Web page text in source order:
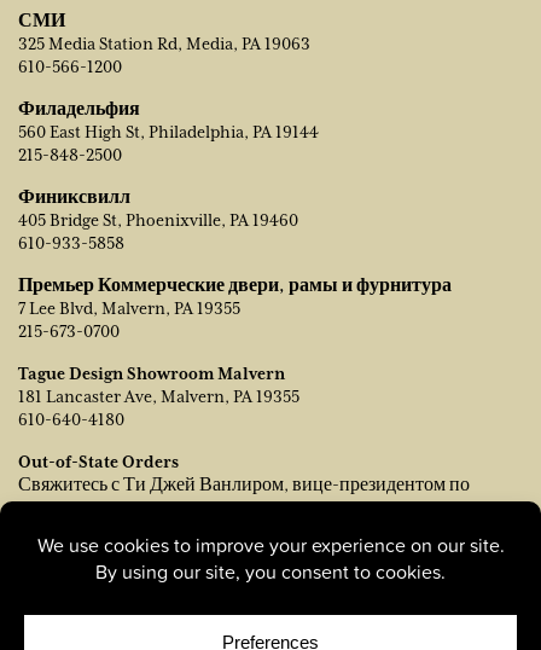
СМИ
325 Media Station Rd, Media, PA 19063
610-566-1200
Филадельфия
560 East High St, Philadelphia, PA 19144
215-848-2500
Финиксвилл
405 Bridge St, Phoenixville, PA 19460
610-933-5858
Премьер Коммерческие двери, рамы и фурнитура
7 Lee Blvd, Malvern, PA 19355
215-673-0700
Tague Design Showroom Malvern
181 Lancaster Ave, Malvern, PA 19355
610-640-4180
Out-of-State Orders
Свяжитесь с Ти Джей Ванлиром, вице-президентом по
продажам:
215-778-6463